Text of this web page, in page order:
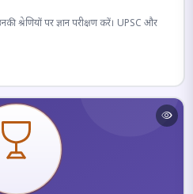
श्रेणियों पर ज्ञान परीक्षण करें। UPSC और